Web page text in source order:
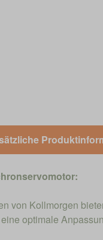
von Kollmorgen
optimale